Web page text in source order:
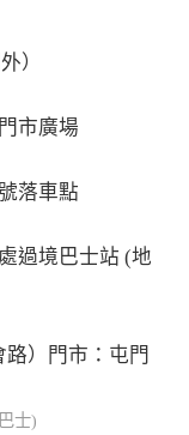
）
市廣場
落車點
過境巴士站 (地
）門市：屯門
士)